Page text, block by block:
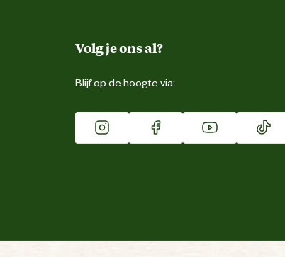
Volg je ons al?
Blijf op de hoogte via: